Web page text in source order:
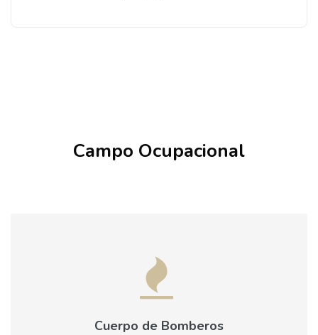
Campo Ocupacional
Cuerpo de Bomberos